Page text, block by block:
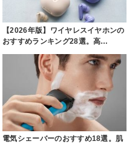
【2026年版】ワイヤレスイヤホンの
おすすめランキング28選。高…
電気シェーバーのおすすめ18選。肌